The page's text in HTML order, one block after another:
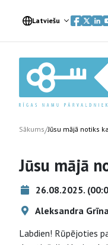
Latviešu
Sākums/Jūsu mājā notiks
Jūsu mājā
26.08.2025.
Aleksandra
Labdien! Rūpējoties